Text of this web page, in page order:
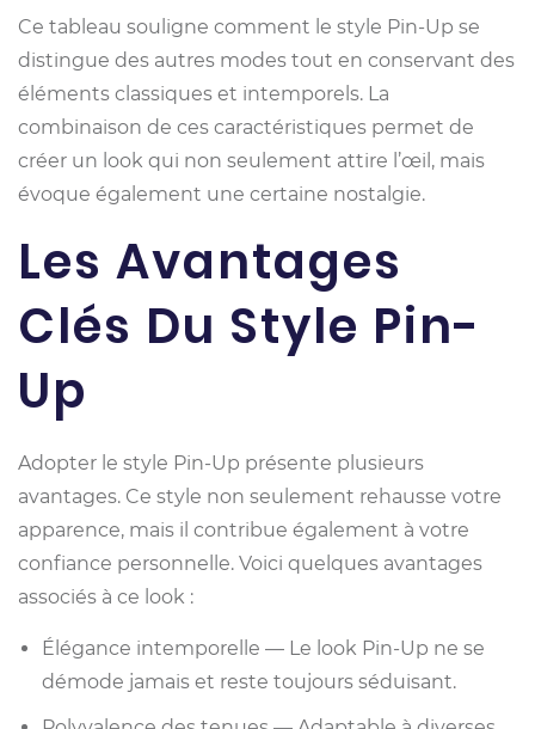
Ce tableau souligne comment le style Pin-Up se
distingue des autres modes tout en conservant des
éléments classiques et intemporels. La
combinaison de ces caractéristiques permet de
créer un look qui non seulement attire l’œil, mais
évoque également une certaine nostalgie.
Les Avantages
Clés Du Style Pin-
Up
Adopter le style Pin-Up présente plusieurs
avantages. Ce style non seulement rehausse votre
apparence, mais il contribue également à votre
confiance personnelle. Voici quelques avantages
associés à ce look :
Élégance intemporelle — Le look Pin-Up ne se
démode jamais et reste toujours séduisant.